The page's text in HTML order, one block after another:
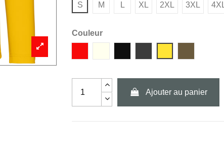
S M L XL 2XL 3XL
Couleur
Ajouter au panier